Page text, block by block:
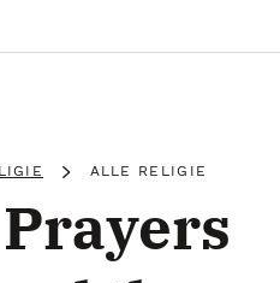
ALLE RELIGIE